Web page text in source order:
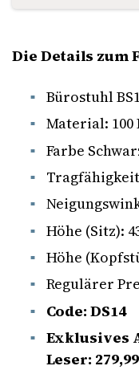
Die Details zum
Bürostuhl
Material: 100
Farbe
Höhe (Sitz):
Höhe
Regulärer
Code: DS14
Exklusives
Leser: